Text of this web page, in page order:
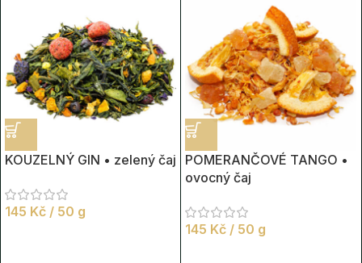
KOUZELNÝ GIN • zelený čaj
145 Kč / 50 g
POMERANČOVÉ TANGO •
ovocný čaj
145 Kč / 50 g